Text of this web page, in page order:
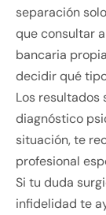
separación
que consultar
bancaria
decidir qué
Los resultados
diagnóstico
situación, te
profesional
Si tu duda
infidelidad te